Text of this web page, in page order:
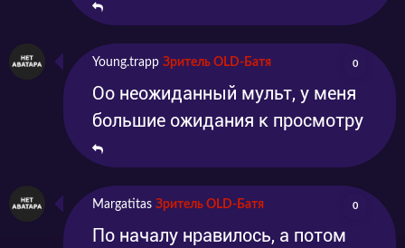
Young.trapp Зритель OLD-Батя 0
Оо неожиданный мульт, у меня
большие ожидания к просмотру
Margatitas Зритель OLD-Батя 0
По началу нравилось, а потом